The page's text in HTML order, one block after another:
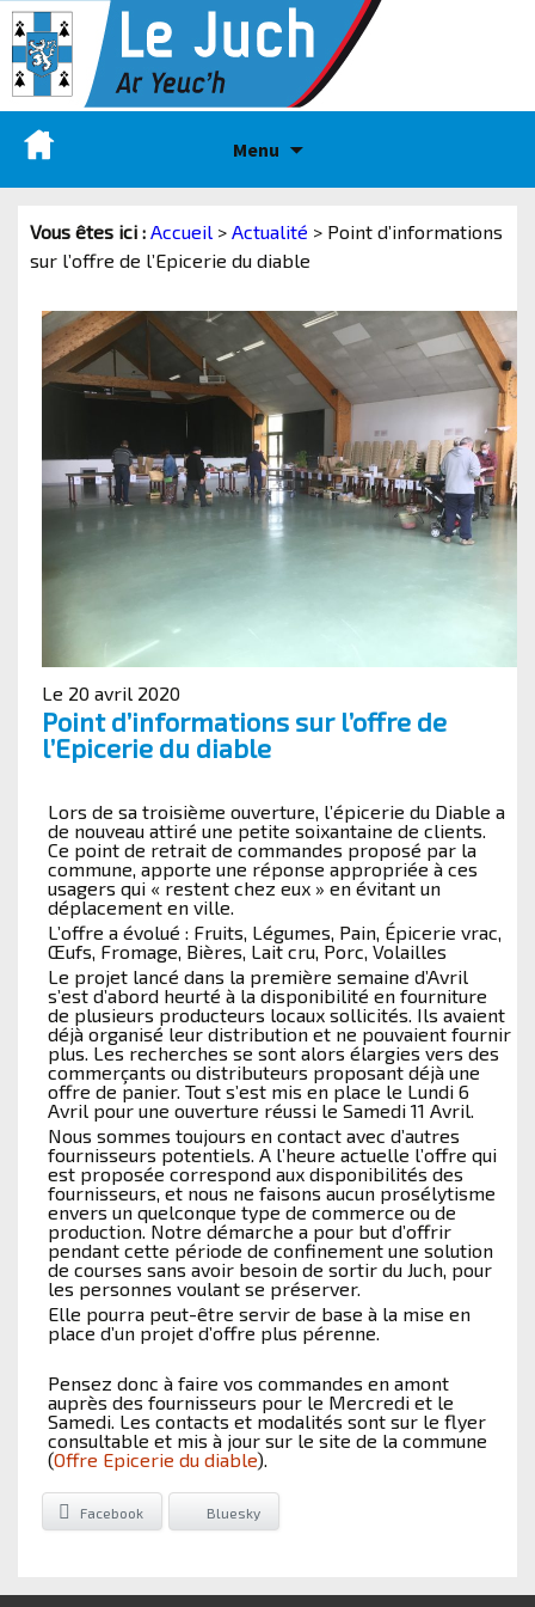
Menu
Vous êtes ici : Accueil > Actualité > Point d’informations
sur l’offre de l’Epicerie du diable
Le 20 avril 2020
Point d’informations sur l’offre de
l’Epicerie du diable
Lors de sa troisième ouverture, l’épicerie du Diable a
de nouveau attiré une petite soixantaine de clients.
Ce point de retrait de commandes proposé par la
commune, apporte une réponse appropriée à ces
usagers qui « restent chez eux » en évitant un
déplacement en ville.
L’offre a évolué : Fruits, Légumes, Pain, Épicerie vrac,
Œufs, Fromage, Bières, Lait cru, Porc, Volailles
Le projet lancé dans la première semaine d’Avril
s’est d’abord heurté à la disponibilité en fourniture
de plusieurs producteurs locaux sollicités. Ils avaient
déjà organisé leur distribution et ne pouvaient fournir
plus. Les recherches se sont alors élargies vers des
commerçants ou distributeurs proposant déjà une
offre de panier. Tout s’est mis en place le Lundi 6
Avril pour une ouverture réussi le Samedi 11 Avril.
Nous sommes toujours en contact avec d’autres
fournisseurs potentiels. A l’heure actuelle l’offre qui
est proposée correspond aux disponibilités des
fournisseurs, et nous ne faisons aucun prosélytisme
envers un quelconque type de commerce ou de
production. Notre démarche a pour but d’offrir
pendant cette période de confinement une solution
de courses sans avoir besoin de sortir du Juch, pour
les personnes voulant se préserver.
Elle pourra peut-être servir de base à la mise en
place d’un projet d’offre plus pérenne.
Pensez donc à faire vos commandes en amont
auprès des fournisseurs pour le Mercredi et le
Samedi. Les contacts et modalités sont sur le flyer
consultable et mis à jour sur le site de la commune
(Offre Epicerie du diable).
Facebook Bluesky